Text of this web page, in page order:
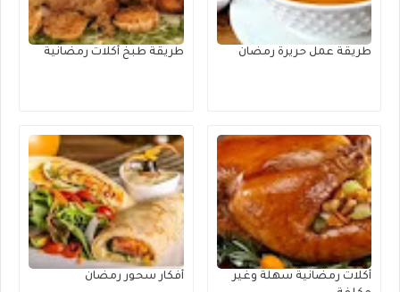
طريقة عمل حريرة رمضان طريقة طبخ أكلات رمضانية
أكلات رمضانية سهلة وغير
أفكار سحور رمضان